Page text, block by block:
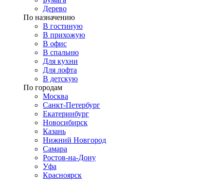
Дерево
По назначению
В гостиную
В прихожую
В офис
В спальню
Для кухни
Для лофта
В детскую
По городам
Москва
Санкт-Петербург
Екатеринбург
Новосибирск
Казань
Нижний Новгород
Самара
Ростов-на-Дону
Уфа
Красноярск